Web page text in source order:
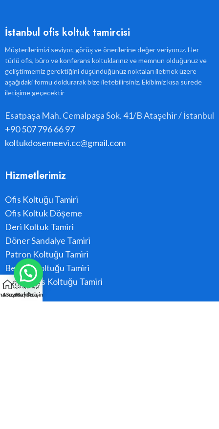
İstanbul ofis koltuk tamircisi
Müşterilerimizi seviyor, görüş ve önerilerine değer veriyoruz. Her
türlü ofis, büro ve konferans koltuklarınız ve memnun olduğunuz ve
geliştirmemiz gerektiğini düşündüğünüz noktaları iletmek üzere
aşağıdaki formu doldurarak bize iletebilirsiniz. Ekibimiz kısa sürede
iletişime geçecektir
Esatpaşa Mah. Cemalpaşa Sok. 41/B Ataşehir / İstanbul
+90 507 796 66 97
koltukdosemeevi.cc@gmail.com
Hizmetlerimiz
Ofis Koltuğu Tamiri
Ofis Koltuk Döşeme
Deri Koltuk Tamiri
Döner Sandalye Tamiri
Patron Koltuğu Tamiri
Berber Koltuğu Tamiri
Konferans Koltuğu Tamiri
Sayfa
Arıza Kaydı
Hızlı Ara
İletişim